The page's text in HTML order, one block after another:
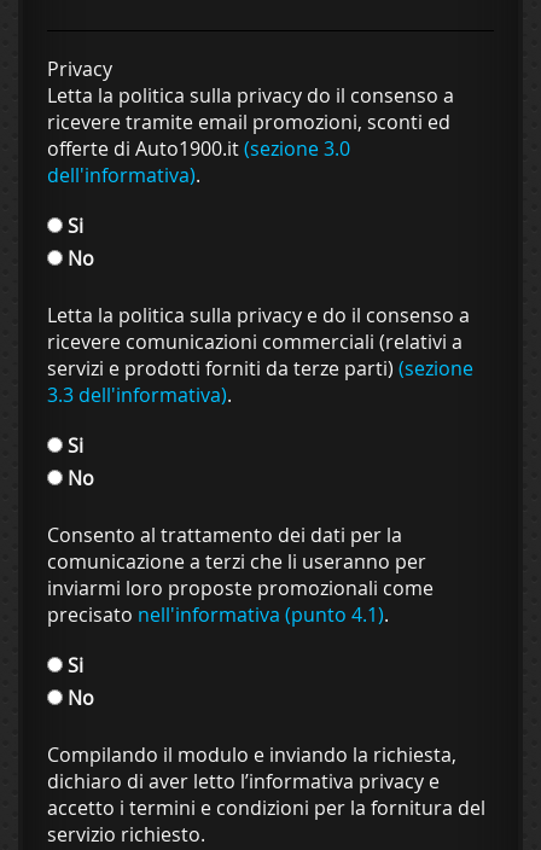
Privacy
Letta la politica sulla privacy do il consenso a
ricevere tramite email promozioni, sconti ed
offerte di Auto1900.it(sezione 3.0
dell'informativa).
Si
No
Letta la politica sulla privacy e do il consenso a
ricevere comunicazioni commerciali (relativi a
servizi e prodotti forniti da terze parti) (sezione
3.3 dell'informativa).
Si
No
Consento al trattamento dei dati per la
comunicazione a terzi che li useranno per
inviarmi loro proposte promozionali come
precisato nell'informativa (punto 4.1).
Si
No
Compilando il modulo e inviando la richiesta,
dichiaro di aver letto l’informativa privacy e
accetto i termini e condizioni per la fornitura del
servizio richiesto.